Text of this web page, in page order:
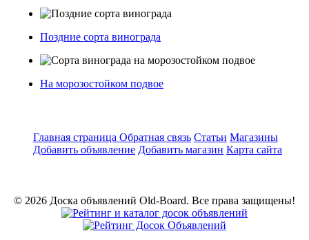
Поздние сорта винограда
На морозостойком подвое
Главная страница Обратная связь Статьи Магазины
Добавить объявление Добавить магазин Карта сайта
© 2026 Доска объявлений Old-Board. Все права защищены!